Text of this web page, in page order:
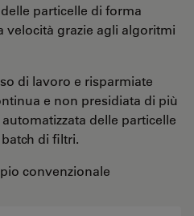
particelle di forma
velocità grazie agli algoritmi
di lavoro e risparmiate
e non presidiata di più
delle particelle
di filtri.
convenzionale